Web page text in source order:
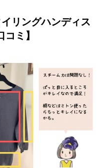
リングハンディス
ミ】